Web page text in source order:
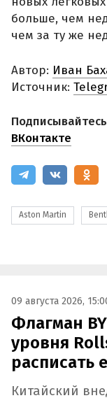
больше, чем
чем за ту же
Автор: Иван
Источник:
ВКонтакте
Aston Martin
09 августа 2026,
Флагман
уровня
расписать
Китайский